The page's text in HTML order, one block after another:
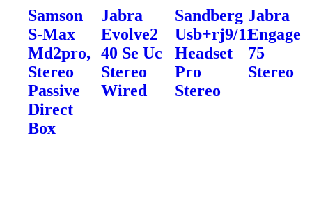
Samson
S-Max
Md2pro,
Stereo
Passive
Direct
Box
Jabra
Evolve2
40 Se Uc
Stereo
Wired
Sandberg
Usb+rj9/11
Headset
Pro
Stereo
Jabra
Engage
75
Stereo